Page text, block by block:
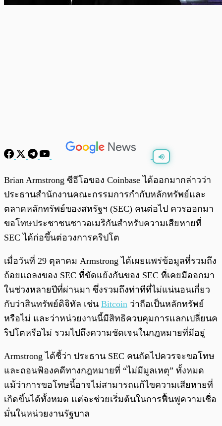
0:00
Brian Armstrong ซีอีโอของ Coinbase ได้ออกมากล่าวว่า
ประธานสำนักงานคณะกรรมการกำกับหลักทรัพย์และ
ตลาดหลักทรัพย์ของสหรัฐฯ (SEC) คนต่อไป ควรออกมา
ขอโทษประชาชนชาวอเมริกันสำหรับความเสียหายที่
SEC ได้ก่อขึ้นต่อวงการคริปโต
เมื่อวันที่ 29 ตุลาคม Armstrong ได้เผยแพร่ข้อมูลที่รวมถึง
ถ้อยแถลงของ SEC ที่ขัดแย้งกันของ SEC ที่เคยมีออกมา
ในช่วงหลายปีที่ผ่านมา ซึ่งรวมถึงท่าทีที่ไม่แน่นอนเกี่ยว
กับว่าสินทรัพย์ดิจิทัล เช่น Bitcoin ว่าถือเป็นหลักทรัพย์
หรือไม่ และว่าหน่วยงานนี้มีสิทธิควบคุมการแลกเปลี่ยนค
ริปโตหรือไม่ รวมไปถึงความชัดเจนในกฎหมายที่มีอยู่
Armstrong ได้ชี้ว่า ประธาน SEC คนถัดไปควรจะขอโทษ
และถอนฟ้องคดีทางกฎหมายที่ “ไม่มีมูลเหตุ” ทั้งหมด
แม้ว่าการขอโทษนี้อาจไม่สามารถแก้ไขความเสียหายที่
เกิดขึ้นได้ทั้งหมด แต่จะช่วยเริ่มต้นในการฟื้นฟูความเชื่อ
มั่นในหน่วยงานรัฐบาล